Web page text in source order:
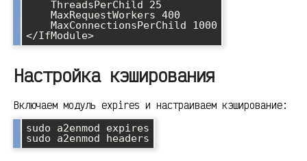
</IfModule>
Настройка кэширования
Включаем модуль expires и настраиваем кэширование:
sudo a2enmod expires
sudo a2enmod headers